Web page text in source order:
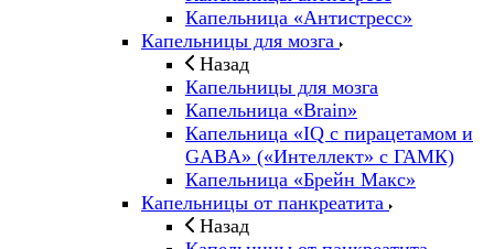
Капельница «Антистресс»
Капельницы для мозга
Назад
Капельницы для мозга
Капельница «Brain»
Капельница «IQ с пирацетамом и
GABA» («Интеллект» с ГАМК)
Капельница «Брейн Макс»
Капельницы от панкреатита
Назад